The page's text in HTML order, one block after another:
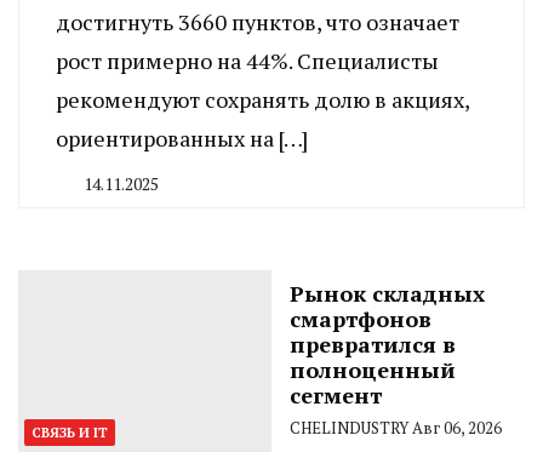
достигнуть 3660 пунктов, что означает
рост примерно на 44%. Специалисты
рекомендуют сохранять долю в акциях,
ориентированных на […]
14.11.2025
СВЯЗЬ И IT
Рынок складных
смартфонов
превратился в
полноценный
сегмент
CHELINDUSTRYАвг 06, 2026